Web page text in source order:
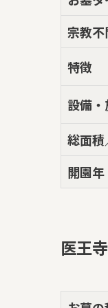
宗教不
特徴
設備
総面
開園年
医王